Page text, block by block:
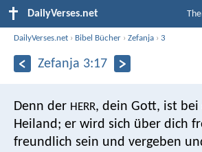
DailyVerses.net
DailyVerses.net › Bibel Bücher ›Zefanja ›3
Zefanja 3:17
Denn der HERR, dein Gott, ist bei
Heiland; er wird sich über dich
freundlich sein und vergeben